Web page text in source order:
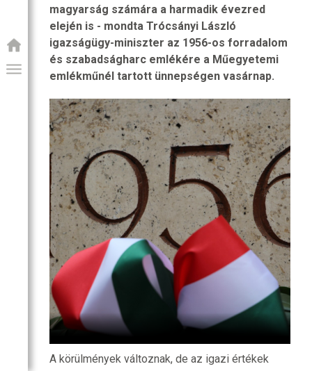
PROGRAM
magyarság számára a harmadik évezred
elején is - mondta Trócsányi László
igazságügy-miniszter az 1956-os forradalom
és szabadságharc emlékére a Műegyetemi
emlékműnél tartott ünnepségen vasárnap.
A körülmények változnak, de az igazi értékek